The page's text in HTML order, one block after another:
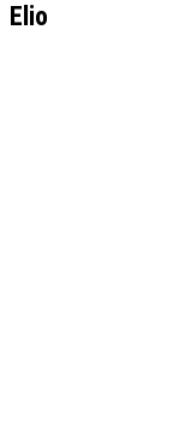
Elio